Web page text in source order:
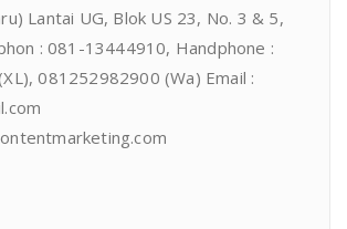
Lantai UG, Blok US 23, No. 3 & 5,
: 081-13444910, Handphone :
081252982900 (Wa) Email :